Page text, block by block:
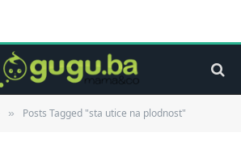
» Posts Tagged "sta utice na plodnost"